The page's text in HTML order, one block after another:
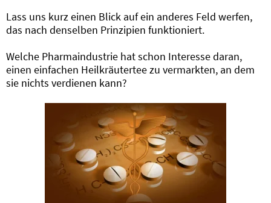
Lass uns kurz einen Blick auf ein anderes Feld werfen,
das nach denselben Prinzipien funktioniert.
Welche Pharmaindustrie hat schon Interesse daran,
einen einfachen Heilkräutertee zu vermarkten, an dem
sie nichts verdienen kann?